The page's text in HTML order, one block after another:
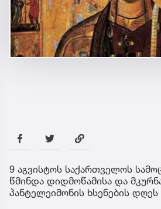
9 აგვისტოს საქართველოს
წმინდა დიდმოწამისა და
პანტელეიმონის ხსენების დღეს